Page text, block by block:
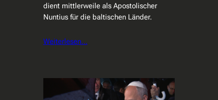
dient mittlerweile als Apostolischer
Nuntius für die baltischen Länder.
Weiterlesen…